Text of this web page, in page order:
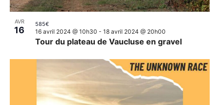
AVR
16
Tour du plateau de Vaucluse en gravel
16 avril 2024 @ 10h30 - 18 avril 2024 @ 20h00
585€